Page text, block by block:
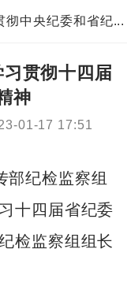
彻中央纪委和省纪...
贯彻十四届
神
01-17 17:51
部纪检监察组
十四届省纪委
检监察组组长